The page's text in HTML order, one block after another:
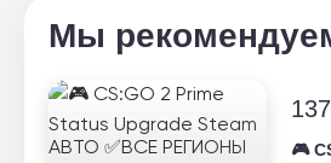
Мы
🎮